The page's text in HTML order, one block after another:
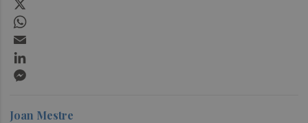
Joan Mestre